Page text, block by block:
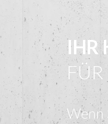
IHR
Wenn